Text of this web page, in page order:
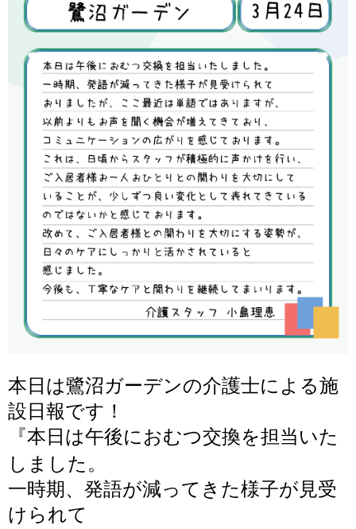
本日は鷺沼ガーデンの介護士による施
設日報です！
『本日は午後におむつ交換を担当いた
しました。
一時期、発語が減ってきた様子が見受
けられて